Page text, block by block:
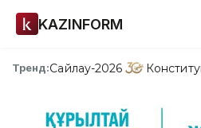
KAZINFORM
Тренд:Сайлау-2026